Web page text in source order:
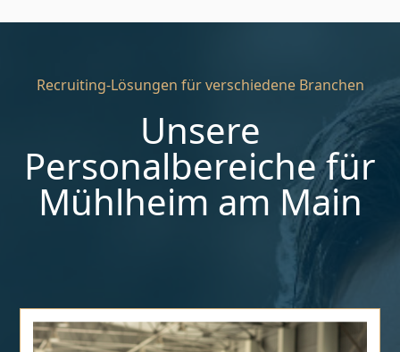
Recruiting-Lösungen für verschiedene Branchen
Unsere
Personalbereiche für
Mühlheim am Main